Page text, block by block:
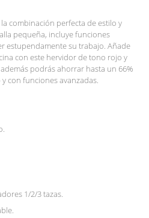
combinación perfecta de estilo y
pequeña, incluye funciones
estupendamente su trabajo. Añade
con este hervidor de tono rojo y
podrás ahorrar hasta un 66%
con funciones avanzadas.
1/2/3 tazas.